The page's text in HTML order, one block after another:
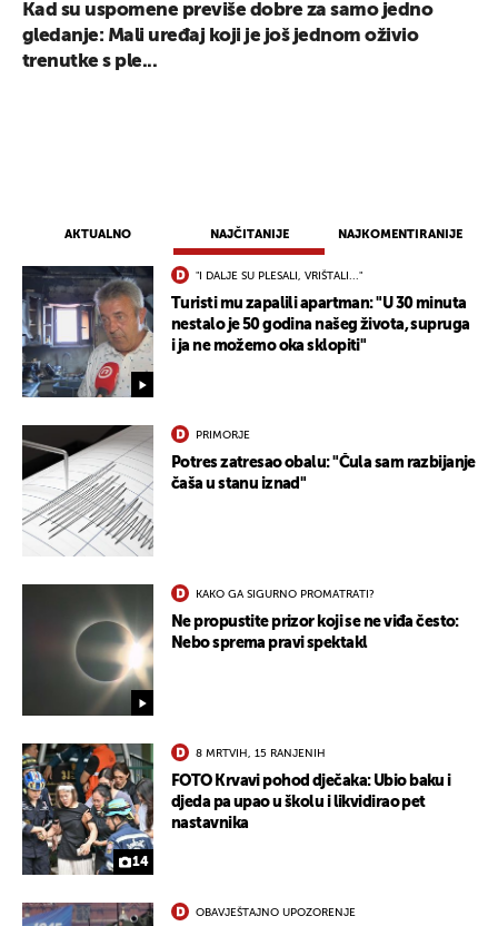
AKTUALNO NAJČITANIJE NAJKOMENTIRANIJE
"I DALJE SU PLESALI, VRIŠTALI..."
Turisti mu zapalili apartman: "U 30 minuta
nestalo je 50 godina našeg života, supruga
i ja ne možemo oka sklopiti"
PRIMORJE
Potres zatresao obalu: "Čula sam razbijanje
čaša u stanu iznad"
KAKO GA SIGURNO PROMATRATI?
Ne propustite prizor koji se ne viđa često:
Nebo sprema pravi spektakl
14
8 MRTVIH, 15 RANJENIH
FOTO Krvavi pohod dječaka: Ubio baku i
djeda pa upao u školu i likvidirao pet
nastavnika
OBAVJEŠTAJNO UPOZORENJE
Kad su uspomene previše dobre za samo jedno
gledanje: Mali uređaj koji je još jednom oživio
trenutke s ple...
UKLJUČITE NOTIFIKACIJE